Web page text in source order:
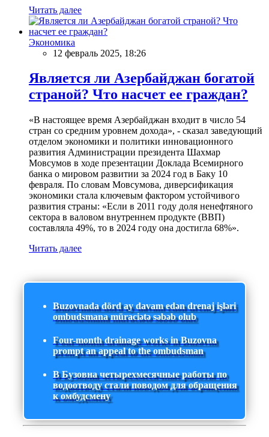
Читать далее
Экономика
12 февраль 2025, 18:26
Является ли Азербайджан богатой
страной? Что насчет ее граждан?
«В настоящее время Азербайджан входит в число 54
стран со средним уровнем дохода», - сказал заведующий
отделом экономики и политики инновационного
развития Администрации президента Шахмар
Мовсумов в ходе презентации Доклада Всемирного
банка о мировом развитии за 2024 год в Баку 10
февраля. По словам Мовсумова, диверсификация
экономики стала ключевым фактором устойчивого
развития страны: «Если в 2011 году доля ненефтяного
сектора в валовом внутреннем продукте (ВВП)
составляла 49%, то в 2024 году она достигла 68%».
Читать далее
Buzovnada dörd ay davam edən drenaj işləri
ombudsmana müraciətə səbəb olub
Four-month drainage works in Buzovna
prompt an appeal to the ombudsman
В Бузовна четырехмесячные работы по
водоотводу стали поводом для обращения
к омбудсмену